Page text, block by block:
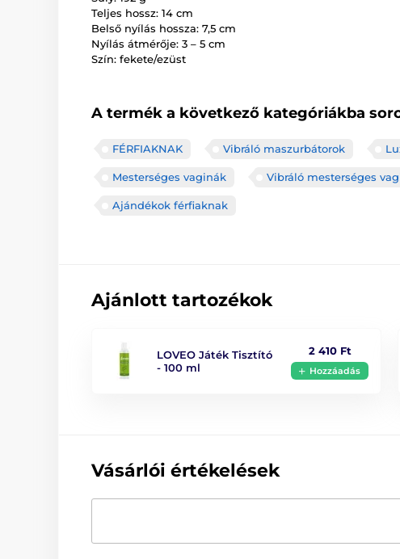
Teljes hossz: 14 cm
Belső nyílás hossza: 7,5 cm
Nyílás átmérője: 3 – 5 cm
Szín: fekete/ezüst
A termék a következő kategóriákba
FÉRFIAKNAK Vibráló maszurbátorok
Mesterséges vaginák Vibráló mesterséges
Ajándékok férfiaknak
Ajánlott tartozékok
LOVEO Játék Tisztító
- 100 ml
2 410 Ft
Hozzáadás
Vásárlói értékelések